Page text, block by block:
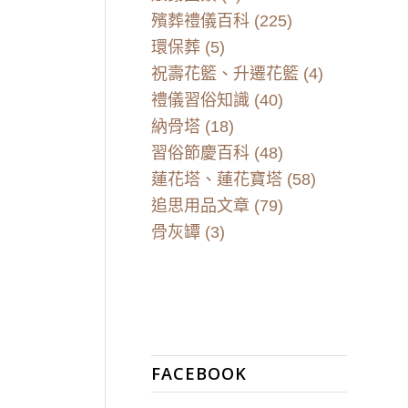
殯葬禮儀百科(225)
環保葬(5)
祝壽花籃、升遷花籃 (4)
禮儀習俗知識 (40)
納骨塔 (18)
習俗節慶百科(48)
蓮花塔、蓮花寶塔 (58)
追思用品文章 (79)
骨灰罈(3)
FACEBOOK